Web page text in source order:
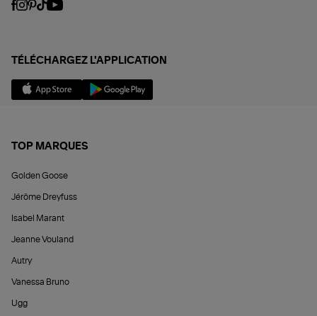
TÉLÉCHARGEZ L'APPLICATION
TOP MARQUES
Golden Goose
Jérôme Dreyfuss
Isabel Marant
Jeanne Vouland
Autry
Vanessa Bruno
Ugg